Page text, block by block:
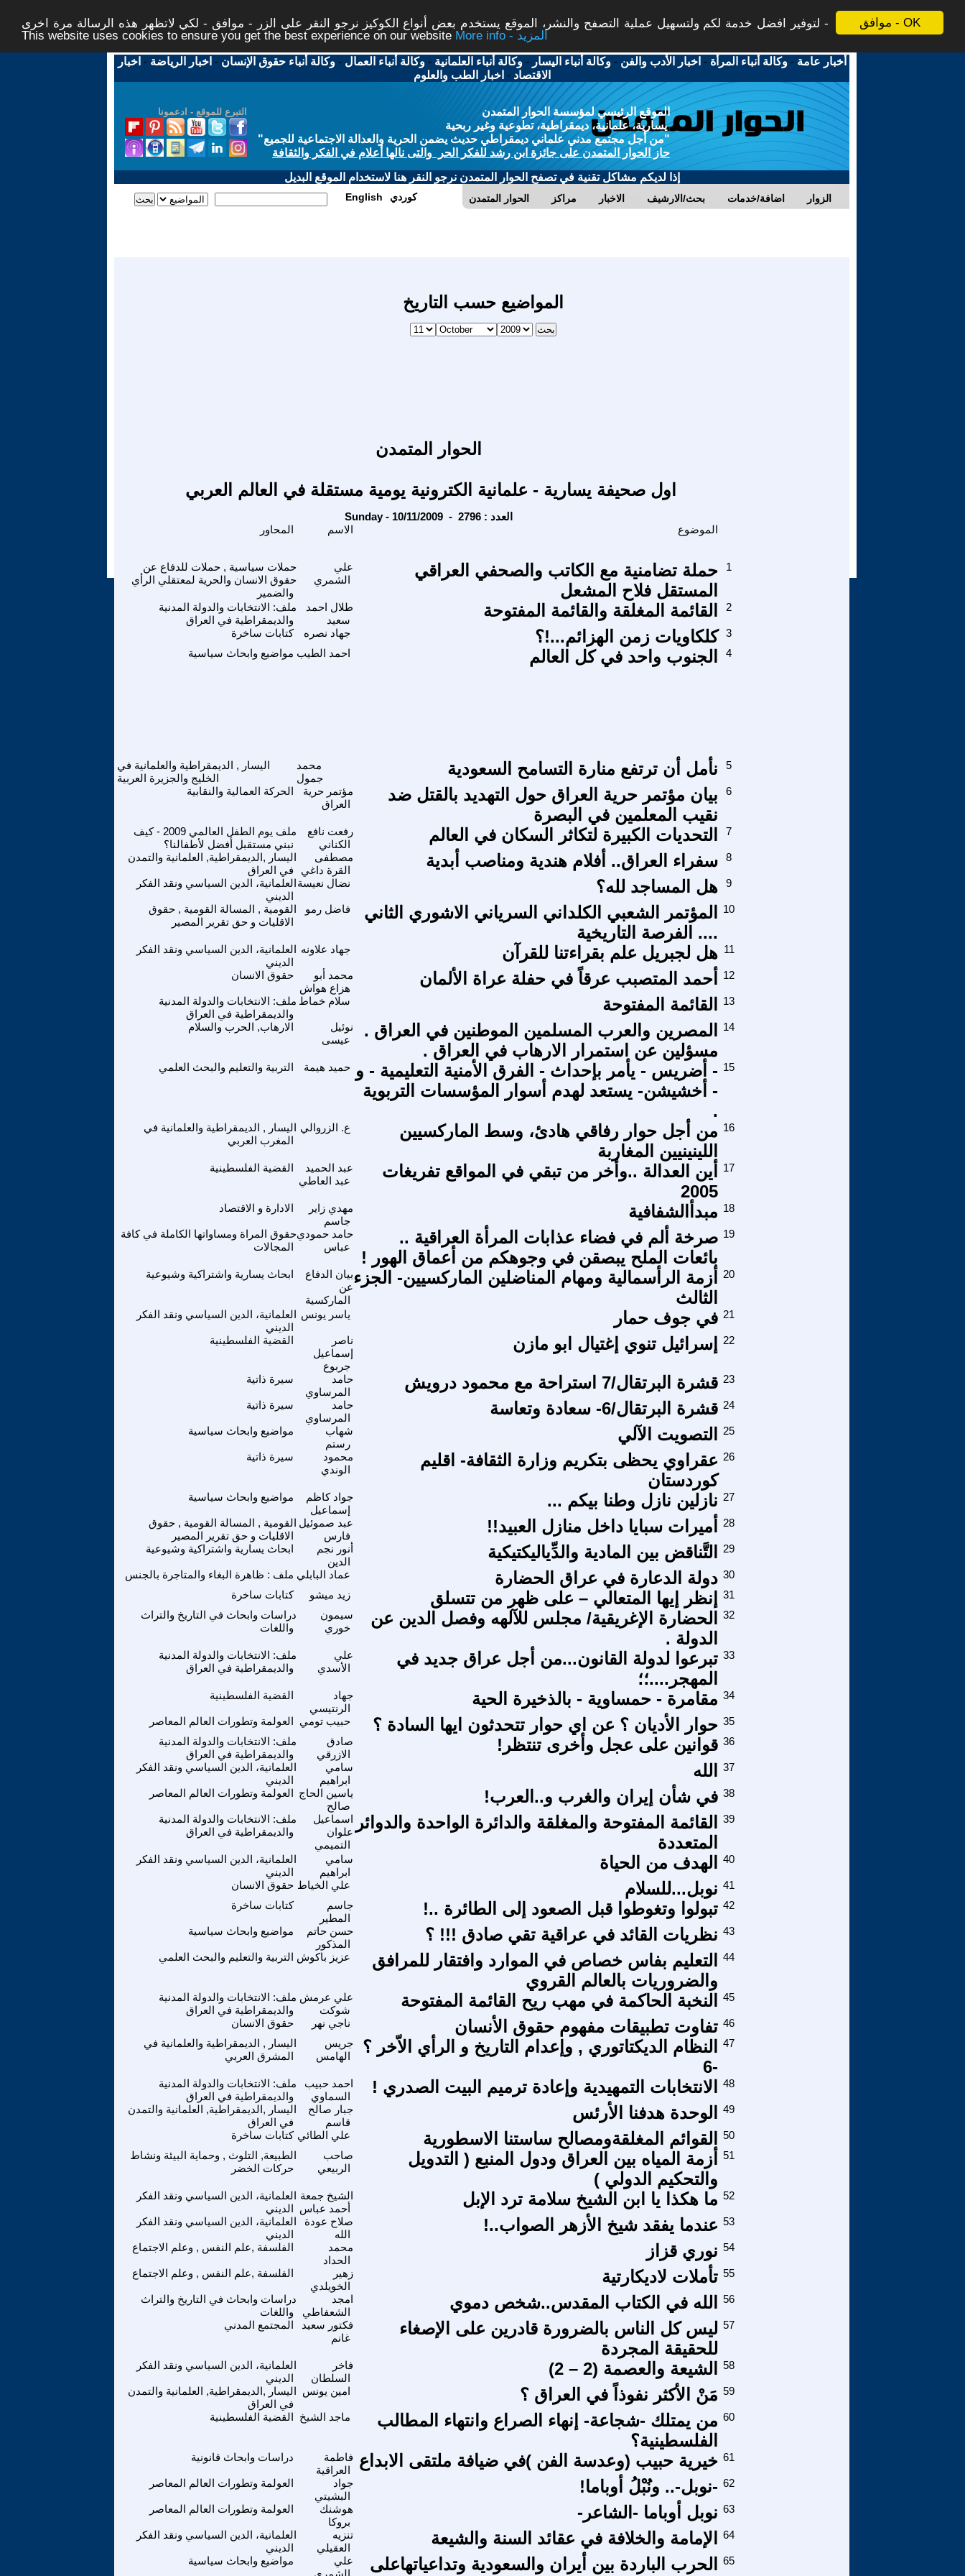
موافق - OK
لتوفير افضل خدمة لكم ولتسهيل عملية التصفح والنشر، الموقع يستخدم بعض أنواع الكوكيز نرجو النقر على الزر - موافق - لكي لاتظهر هذه الرسالة مرة اخرى -
This website uses cookies to ensure you get the best experience on our website
More info - المزيد
أخبار عامة -وكالة أنباء المرأة - اخبار الأدب والفن -وكالة أنباء اليسار -وكالة أنباء العلمانية -وكالة أنباء العمال -وكالة أنباء حقوق الإنسان - اخبار الرياضة - اخبار
الاقتصاد - اخبار الطب والعلوم
التبرع للموقع - ادعمونا
الموقع الرئيسي لمؤسسة الحوار المتمدن
يسارية، علمانية، ديمقراطية، تطوعية وغير ربحية
"من أجل مجتمع مدني علماني ديمقراطي حديث يضمن الحرية والعدالة الاجتماعية للجميع"
حاز الحوار المتمدن على جائزة ابن رشد للفكر الحر والتى نالها أعلام في الفكر والثقافة
إذا لديكم مشاكل تقنية في تصفح الحوار المتمدن نرجو النقر هنا لاستخدام الموقع البديل
الحوار المتمدن مراكز الاخبار بحث/الارشيف اضافة/خدمات الزوار English كوردي
المواضيع حسب التاريخ
الحوار المتمدن
اول صحيفة يسارية - علمانية الكترونية يومية مستقلة في العالم العربي
Sunday - 10/11/2009 - العدد : 2796
الاسم الموضوع
حملات سياسية , حملات للدفاع عن
حقوق الانسان والحرية لمعتقلي الرأي
والضمير
علي
الشمري
حملة تضامنية مع الكاتب والصحفي العراقي
المستقل فلاح المشعل
1
ملف: الانتخابات والدولة المدنية
والديمقراطية في العراق
طلال احمد
سعيد
القائمة المغلقة والقائمة المفتوحة 2
كتابات ساخرة جهاد نصره كلكاويات زمن الهزائم...!؟
3
مواضيع وابحاث سياسية احمد الطيب الجنوب واحد في كل العالم 4
اليسار , الديمقراطية والعلمانية في
الخليج والجزيرة العربية
محمد
جمول
نأمل أن ترتفع منارة التسامح السعودية 5
الحركة العمالية والنقابية
مؤتمر حرية
العراق
بيان مؤتمر حرية العراق حول التهديد بالقتل ضد
نقيب المعلمين في البصرة
6
ملف يوم الطفل العالمي 2009 - كيف
نبني مستقبل أفضل لأطفالنا؟
رفعت نافع
الكناني
التحديات الكبيرة لتكاثر السكان في العالم 7
اليسار ,الديمقراطية, العلمانية والتمدن
في العراق
مصطفى
القرة داغي
سفراء العراق.. أفلام هندية ومناصب أبدية 8
العلمانية، الدين السياسي ونقد الفكر
الديني
نضال نعيسة هل المساجد لله؟ 9
القومية , المسالة القومية , حقوق
الاقليات و حق تقرير المصير
فاضل رمو
المؤتمر الشعبي الكلداني السرياني الاشوري الثاني
.... الفرصة التاريخية
10
العلمانية، الدين السياسي ونقد الفكر
الديني
جهاد علاونه هل لجبريل علم بقراءتنا للقرآن 11
حقوق الانسان
محمد أبو
هزاع هواش
أحمد المتصبب عرقاً في حفلة عراة الألمان 12
ملف: الانتخابات والدولة المدنية
والديمقراطية في العراق
سلام خماط القائمة المفتوحة 13
الارهاب, الحرب والسلام
نوئيل
عيسى
المصرين والعرب المسلمين الموطنين في العراق .
مسؤلين عن استمرار الارهاب في العراق .
14
التربية والتعليم والبحث العلمي حميد هيمة - أضريس - يأمر بإحداث - الفرق الأمنية التعليمية - و
- أخشيشن- يستعد لهدم أسوار المؤسسات التربوية
.
15
اليسار , الديمقراطية والعلمانية في
المغرب العربي
ع. الزروالي
من أجل حوار رفاقي هادئ، وسط الماركسيين
اللينينيين المغاربة
16
القضية الفلسطينية
عبد الحميد
عبد العاطي
أين العدالة ..وأخر من تبقي في المواقع تفريغات
2005
17
الادارة و الاقتصاد
مهدي زاير
جاسم
مبدأالشفافية 18
حقوق المراة ومساواتها الكاملة في كافة
المجالات
حامد حمودي
عباس
صرخة ألم في فضاء عذابات المرأة العراقية ..
بائعات الملح يبصقن في وجوهكم من أعماق الهور !
19
ابحاث يسارية واشتراكية وشيوعية
بيان الدفاع
عن
الماركسية
أزمة الرأسمالية ومهام المناضلين الماركسيين- الجزء
الثالث
20
العلمانية، الدين السياسي ونقد الفكر
الديني
ياسر يونس في جوف حمار 21
القضية الفلسطينية
ناصر
إسماعيل
جربوع
إسرائيل تنوي إغتيال ابو مازن 22
سيرة ذاتية
حامد
المرساوي
قشرة البرتقال/7 استراحة مع محمود درويش 23
سيرة ذاتية
حامد
المرساوي
قشرة البرتقال/6- سعادة وتعاسة 24
مواضيع وابحاث سياسية
شهاب
رستم
التصويت الآلي 25
سيرة ذاتية
محمود
الوندي
عقراوي يحظى بتكريم وزارة الثقافة- اقليم
كوردستان
26
مواضيع وابحاث سياسية
جواد كاظم
إسماعيل
نازلين نازل وطنا بيكم ... 27
القومية , المسالة القومية , حقوق
الاقليات و حق تقرير المصير
عبد صموئيل
فارس
أميرات سبايا داخل منازل العبيد!! 28
ابحاث يسارية واشتراكية وشيوعية
أنور نجم
الدين
التَّناقض بين المادية والدِّياليكتيكية 29
ملف : ظاهرة البغاء والمتاجرة بالجنس عماد البابلي دولة الدعارة في عراق الحضارة 30
كتابات ساخرة
زيد ميشو إنظر إيها المتعالي – على ظهر من تتسلق
31
دراسات وابحاث في التاريخ والتراث
واللغات
سيمون
خوري
الحضارة الإغريقية/ مجلس للآلهه وفصل الدين عن
الدولة .
32
ملف: الانتخابات والدولة المدنية
والديمقراطية في العراق
علي
الأسدي
تبرعوا لدولة القانون...من أجل عراق جديد في
المهجر....؛؛
33
القضية الفلسطينية
جهاد
الرنتيسي
مقامرة - حمساوية - بالذخيرة الحية 34
العولمة وتطورات العالم المعاصر حبيب تومي حوار الأديان ؟ عن اي حوار تتحدثون ايها السادة ؟ 35
ملف: الانتخابات والدولة المدنية
والديمقراطية في العراق
صادق
الازرقي
قوانين على عجل وأخرى تنتظر! 36
العلمانية، الدين السياسي ونقد الفكر
الديني
سامي
ابراهيم
الله 37
العولمة وتطورات العالم المعاصر ياسين الحاج
صالح
في شأن إيران والغرب و..العرب! 38
ملف: الانتخابات والدولة المدنية
والديمقراطية في العراق
اسماعيل
علوان
التميمي
القائمة المفتوحة والمغلقة والدائرة الواحدة والدوائر
المتعددة
39
العلمانية، الدين السياسي ونقد الفكر
الديني
سامي
ابراهيم
الهدف من الحياة 40
حقوق الانسان علي الخياط نوبل...للسلام 41
كتابات ساخرة
جاسم
المطير
تبولوا وتغوطوا قبل الصعود إلى الطائرة ..‍‍! 42
مواضيع وابحاث سياسية
حسن حاتم
المذكور
نظريات القائد في عراقية تقي صادق !!! ؟ 43
التربية والتعليم والبحث العلمي عزيز باكوش
التعليم بفاس خصاص في الموارد وافتقار للمرافق
والضروريات بالعالم القروي
44
ملف: الانتخابات والدولة المدنية
والديمقراطية في العراق
علي عرمش
شوكت
النخبة الحاكمة في مهب ريح القائمة المفتوحة 45
حقوق الانسان ناجي نهر تفاوت تطبيقات مفهوم حقوق الأنسان 46
اليسار , الديمقراطية والعلمانية في
المشرق العربي
جريس
الهامس
النظام الديكتاتوري , وإعدام التاريخ و الرأي الاّخر ؟
-6
47
ملف: الانتخابات والدولة المدنية
والديمقراطية في العراق
احمد حبيب
السماوي
الانتخابات التمهيدية وإعادة ترميم البيت الصدري ! 48
اليسار ,الديمقراطية, العلمانية والتمدن
في العراق
جبار صالح
قاسم
الوحدة هدفنا الأرئس 49
كتابات ساخرة علي الطائي القوائم المغلقةومصالح ساستنا الاسطورية
50
الطبيعة, التلوث , وحماية البيئة ونشاط
حركات الخضر
صاحب
الربيعي
أزمة المياه بين العراق ودول المنبع ( التدويل
والتحكيم الدولي )
51
العلمانية، الدين السياسي ونقد الفكر
الديني
الشيخ جمعة
أحمد عباس
ما هكذا يا ابن الشيخ سلامة ترد الإبل 52
العلمانية، الدين السياسي ونقد الفكر
الديني
صلاح عودة
الله
عندما يفقد شيخ الأزهر الصواب..! 53
الفلسفة ,علم النفس , وعلم الاجتماع
محمد
الحداد
نوري قزاز 54
الفلسفة ,علم النفس , وعلم الاجتماع
زهير
الخويلدي
تأملات لاديكارتية 55
دراسات وابحاث في التاريخ والتراث
واللغات
امجد
الشعفاطي
الله في الكتاب المقدس..شخص دموي 56
المجتمع المدني
فكتور سعيد
غانم
ليس كل الناس بالضرورة قادرين على الإصغاء
للحقيقة المجردة
57
العلمانية، الدين السياسي ونقد الفكر
الديني
فاخر
السلطان
الشيعة والعصمة (2 – 2) 58
اليسار ,الديمقراطية, العلمانية والتمدن
في العراق
امين يونس مَنْ الأكثر نفوذاً في العراق ؟ 59
القضية الفلسطينية ماجد الشيخ
من يمتلك -شجاعة- إنهاء الصراع وانتهاء المطالب
الفلسطينية؟
60
دراسات وابحاث قانونية
فاطمة
العراقية
خيرية حبيب (وعدسة الفن )في ضيافة ملتقى الابداع 61
العولمة وتطورات العالم المعاصر
جواد
البشيتي
-نوبل-.. ونُبْلُ أوباما! 62
العولمة وتطورات العالم المعاصر
هوشنك
بروكا
نوبل أوباما -الشاعر- 63
العلمانية، الدين السياسي ونقد الفكر
الديني
تنزيه
العقيلي
الإمامة والخلافة في عقائد السنة والشيعة 64
مواضيع وابحاث سياسية
علي
الشمري
الحرب الباردة بين أيران والسعودية وتداعياتهاعلى
65